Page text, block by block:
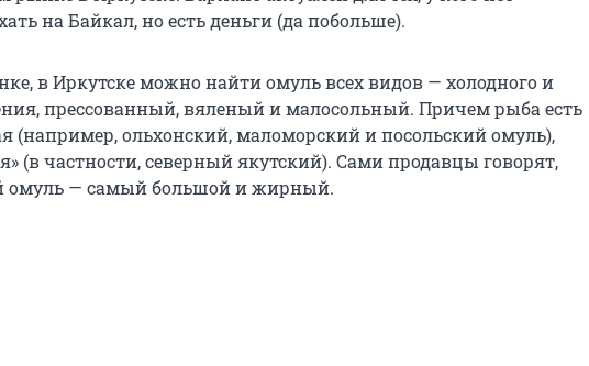
на Байкал, но есть деньги (да побольше).
в Иркутске можно найти омуль всех видов — холодного и
прессованный, вяленый и малосольный. Причем рыба есть
(например, ольхонский, маломорский и посольский омуль),
(в частности, северный якутский). Сами продавцы говорят,
омуль — самый большой и жирный.